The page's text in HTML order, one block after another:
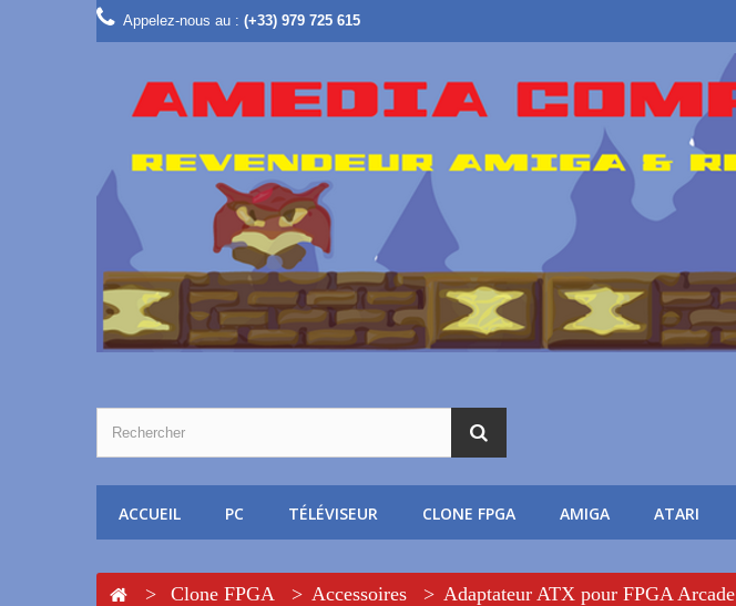
Appelez-nous au : (+33) 979 725 615
ACCUEIL PC TÉLÉVISEUR CLONE FPGA AMIGA ATARI
> Clone FPGA > Accessoires > Adaptateur ATX pour FPGA Arcade